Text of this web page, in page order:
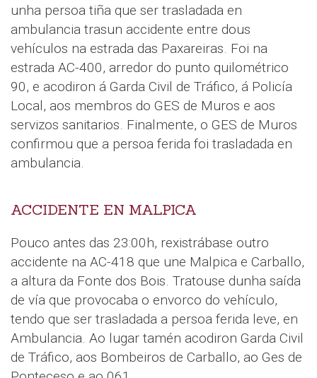
unha persoa tiña que ser trasladada en
ambulancia trasun accidente entre dous
vehículos na estrada das Paxareiras. Foi na
estrada AC-400, arredor do punto quilométrico
90, e acodiron á Garda Civil de Tráfico, á Policía
Local, aos membros do GES de Muros e aos
servizos sanitarios. Finalmente, o GES de Muros
confirmou que a persoa ferida foi trasladada en
ambulancia.
ACCIDENTE EN MALPICA
Pouco antes das 23:00h, rexistrábase outro
accidente na AC-418 que une Malpica e Carballo,
a altura da Fonte dos Bois. Tratouse dunha saída
de vía que provocaba o envorco do vehículo,
tendo que ser trasladada a persoa ferida leve, en
Ambulancia. Ao lugar tamén acodiron Garda Civil
de Tráfico, aos Bombeiros de Carballo, ao Ges de